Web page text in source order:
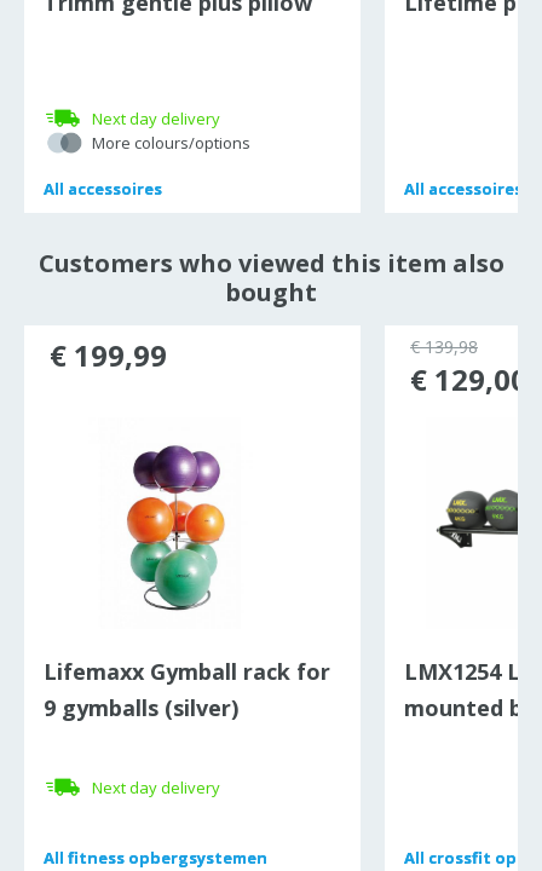
Next day delivery
More colours/options
All accessoires
All accessoires All accessoires
All accessoires
Customers who viewed this item also
bought
Lifemaxx Gymball rack for
9 gymballs (silver)
Next day delivery
All fitness opbergsystemen
All fitness opbergsystemen
€ 199,99
LMX1254
mounted
All crossfit
All crossfit
€ 139,98
€ 129,00